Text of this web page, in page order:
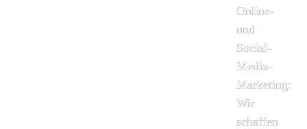
Online-
und
Social-
Media-
Marketing:
Wir
schaffen